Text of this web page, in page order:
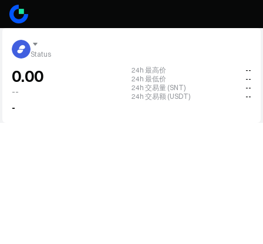
Status
0.00
--
-
24h 最高价
--
24h 最低价
--
24h 交易量 (SNT)
--
24h 交易额 (USDT)
--